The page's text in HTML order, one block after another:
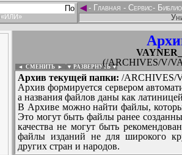
«ИЛИ»
◄- Главная - Сервис-
(/ARCHIVES/V/
◄ СМЕНИТЬ ► ▼ РАЗВЕРНУТЬ ▼
Архив текущей папки: /ARCHIVES/
Архив формируется сервером
а названия файлов даны как
В Архиве можно найти файлы,
Это могут быть файлы ранее
качества не могут быть
файлы изданий не для широкого
других стран и народов.